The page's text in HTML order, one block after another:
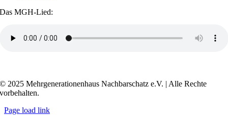
Das MGH-Lied:
© 2025 Mehrgenerationenhaus Nachbarschatz e.V. | Alle Rechte
vorbehalten.
Page load link